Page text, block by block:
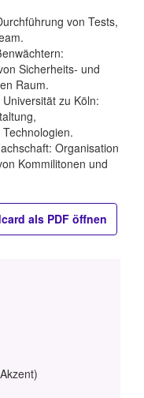
von Tests,
Sicherheits- und
Raum.
zu Köln:
Organisation
Kommilitonen und
als PDF öffnen